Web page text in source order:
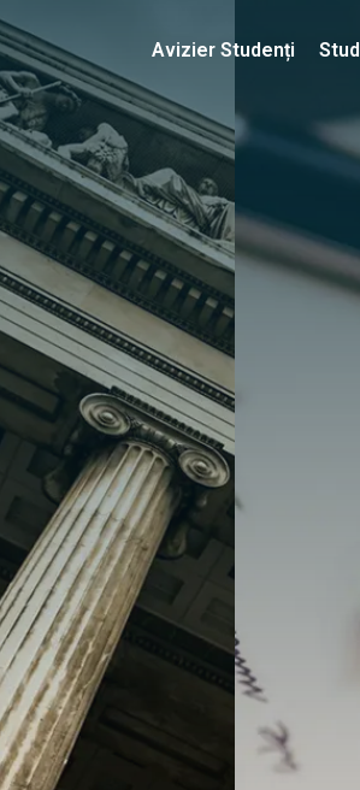
Erasmus & Internațional Despre
Avizier Studenți